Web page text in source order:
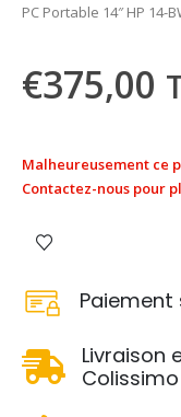
PC Portable 14″ HP 14-
€375,00
Malheureusement ce
Contactez-nous pour
Paiement
Livraison